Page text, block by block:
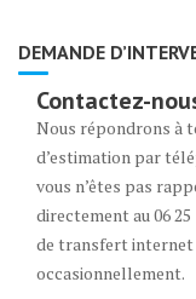
DEMANDE
Contactez-
Nous répondrons à
d’estimation par
vous n’êtes pas
directement au 06
de transfert
occasionnellement.